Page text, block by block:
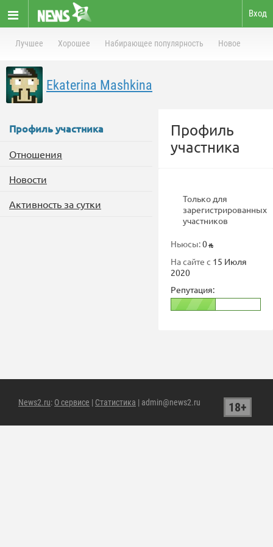
Вход
Лучшее Хорошее Набирающее популярность Новое
Ekaterina Mashkina
Профиль участника
Отношения
Новости
Активность за сутки
Профиль
участника
Только для
зарегистрированных
участников
Ньюсы:0
На сайте с 15 Июля
2020
Репутация:
News2.ru: О сервисе | Статистика | admin@news2.ru 18+